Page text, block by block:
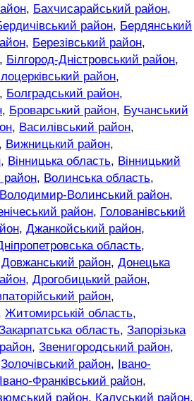
, Бахчисарайський район,
район, Бердянський
, Березівський район,
, Білгород-Дністровський район,
район,
, Болградський район,
, Броварський район, Бучанський
, Василівський район,
, Вижницький район,
, Вінницька область, Вінницький
район, Волинська область,
Володимир-Волинський район,
район, Голованівський
, Джанкойський район,
область,
Довжанський район, Донецька
, Дрогобицький район,
район,
Житомирській область,
область, Запорізька
, Звенигородський район,
Золочівський район,
Івано-
Івано-Франківський район,
район, Калуський район,